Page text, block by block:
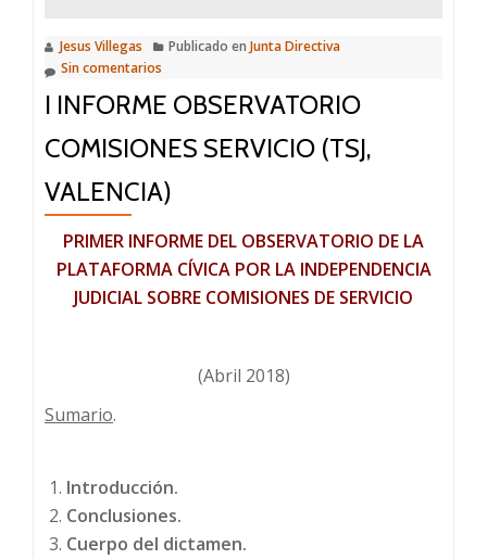
Jesus Villegas Publicado en Junta Directiva
Sin comentarios
I INFORME OBSERVATORIO
COMISIONES SERVICIO (TSJ,
VALENCIA)
PRIMER INFORME DEL OBSERVATORIO DE LA
PLATAFORMA CÍVICA POR LA INDEPENDENCIA
JUDICIAL SOBRE COMISIONES DE SERVICIO
(Abril 2018)
Sumario.
Introducción.
Conclusiones.
Cuerpo del dictamen.